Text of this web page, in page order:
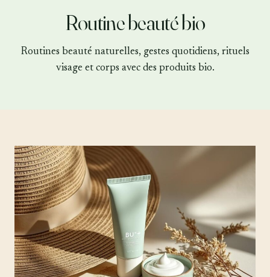
Routine beauté bio
Routines beauté naturelles, gestes quotidiens, rituels
visage et corps avec des produits bio.